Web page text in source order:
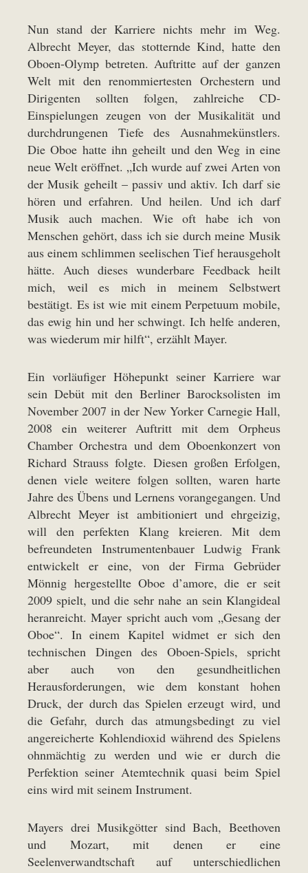
Nun stand der Karriere nichts mehr im Weg.
Albrecht Meyer, das stotternde Kind, hatte den
Oboen-Olymp betreten. Auftritte auf der ganzen
Welt mit den renommiertesten Orchestern und
Dirigenten sollten folgen, zahlreiche CD-
Einspielungen zeugen von der Musikalität und
durchdrungenen Tiefe des Ausnahmekünstlers.
Die Oboe hatte ihn geheilt und den Weg in eine
neue Welt eröffnet. „Ich wurde auf zwei Arten von
der Musik geheilt – passiv und aktiv. Ich darf sie
hören und erfahren. Und heilen. Und ich darf
Musik auch machen. Wie oft habe ich von
Menschen gehört, dass ich sie durch meine Musik
aus einem schlimmen seelischen Tief herausgeholt
hätte. Auch dieses wunderbare Feedback heilt
mich, weil es mich in meinem Selbstwert
bestätigt. Es ist wie mit einem Perpetuum mobile,
das ewig hin und her schwingt. Ich helfe anderen,
was wiederum mir hilft“, erzählt Mayer.
Ein vorläufiger Höhepunkt seiner Karriere war
sein Debüt mit den Berliner Barocksolisten im
November 2007 in der New Yorker Carnegie Hall,
2008 ein weiterer Auftritt mit dem Orpheus
Chamber Orchestra und dem Oboenkonzert von
Richard Strauss folgte. Diesen großen Erfolgen,
denen viele weitere folgen sollten, waren harte
Jahre des Übens und Lernens vorangegangen. Und
Albrecht Meyer ist ambitioniert und ehrgeizig,
will den perfekten Klang kreieren. Mit dem
befreundeten Instrumentenbauer Ludwig Frank
entwickelt er eine, von der Firma Gebrüder
Mönnig hergestellte Oboe d’amore, die er seit
2009 spielt, und die sehr nahe an sein Klangideal
heranreicht. Mayer spricht auch vom „Gesang der
Oboe“. In einem Kapitel widmet er sich den
technischen Dingen des Oboen-Spiels, spricht
aber auch von den gesundheitlichen
Herausforderungen, wie dem konstant hohen
Druck, der durch das Spielen erzeugt wird, und
die Gefahr, durch das atmungsbedingt zu viel
angereicherte Kohlendioxid während des Spielens
ohnmächtig zu werden und wie er durch die
Perfektion seiner Atemtechnik quasi beim Spiel
eins wird mit seinem Instrument.
Mayers drei Musikgötter sind Bach, Beethoven
und Mozart, mit denen er eine
Seelenverwandtschaft auf unterschiedlichen